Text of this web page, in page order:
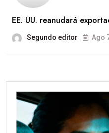
EE. UU. reanudará
Segundo editor Ago